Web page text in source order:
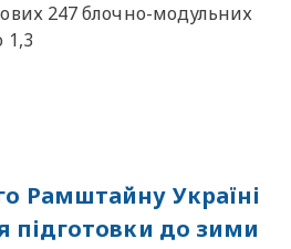
247 блочно-модульних
1,3
Рамштайну Україні
підготовки до зими